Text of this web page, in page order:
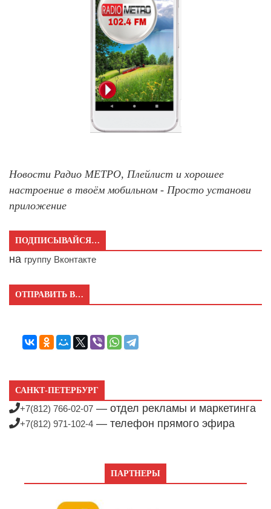
Новости Радио МЕТРО, Плейлист и хорошее
настроение в твоём мобильном - Просто установи
приложение
ПОДПИСЫВАЙСЯ…
на группу Вконтакте
ОТПРАВИТЬ В…
САНКТ-ПЕТЕРБУРГ
+7(812) 766-02-07 — отдел рекламы и маркетинга
+7(812) 971-102-4 — телефон прямого эфира
ПАРТНЕРЫ